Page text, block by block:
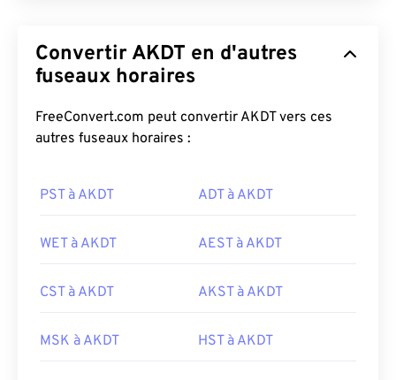
Convertir AKDT en d'autres
fuseaux horaires
FreeConvert.com peut convertir AKDT vers ces
autres fuseaux horaires :
PST à AKDT ADT à AKDT
WET à AKDT AEST à AKDT
CST à AKDT AKST à AKDT
MSK à AKDT HST à AKDT